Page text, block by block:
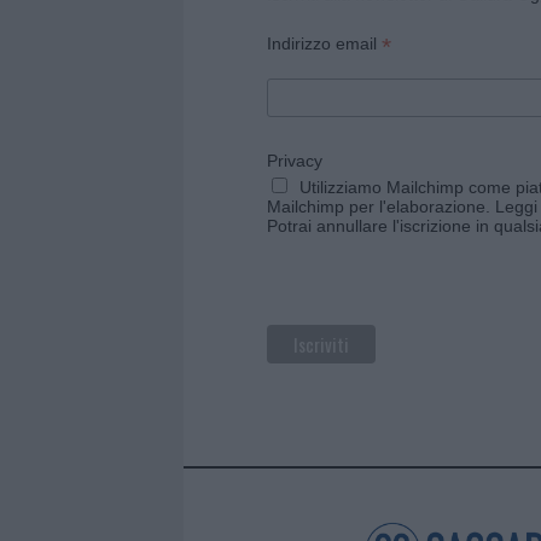
Indirizzo email *
Privacy
Utilizziamo Mailchimp come
Mailchimp per l'elaborazione.
Potrai annullare l'iscrizione in